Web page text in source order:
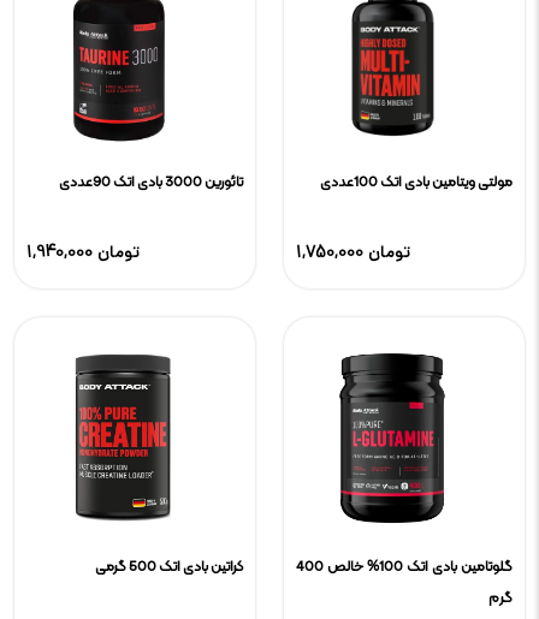
تائورین 3000 بادی اتک 90عددی
1,940,000 تومان
مولتی ویتامین بادی اتک 100عددی
1,750,000 تومان
کراتین بادی اتک 500 گرمی
گلوتامین بادی اتک 100% خالص 400
گرم